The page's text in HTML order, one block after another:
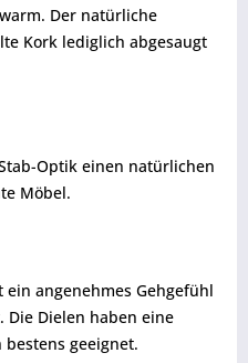
Der natürliche
Kork lediglich abgesaugt
Optik einen natürlichen
Möbel.
angenehmes Gehgefühl
Die Dielen haben eine
geeignet.